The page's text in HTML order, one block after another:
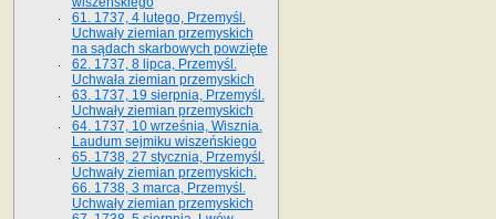
61. 1737, 4 lutego, Przemyśl.
Uchwały ziemian przemyskich
na sądach skarbowych powzięte
62. 1737, 8 lipca, Przemyśl.
Uchwała ziemian przemyskich
63. 1737, 19 sierpnia, Przemyśl.
Uchwały ziemian przemyskich
64. 1737, 10 września, Wisznia.
Laudum sejmiku wiszeńskiego
65. 1738, 27 stycznia, Przemyśl.
Uchwały ziemian przemyskich­­.
66. 1738, 3 marca, Przemyśl.
Uchwały ziemian przemyskich­